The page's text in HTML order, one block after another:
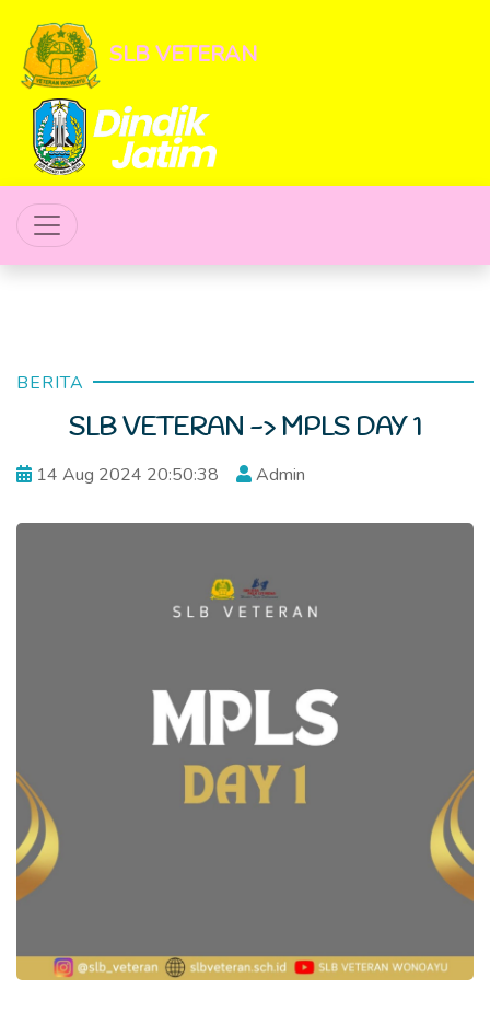
SLB VETERAN
BERITA
SLB VETERAN -> MPLS DAY 1
14 Aug 2024 20:50:38 Admin